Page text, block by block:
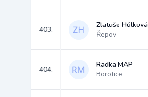
403.
Zlatuše Hůlková
Řepov
404.
Radka MAP
Borotice